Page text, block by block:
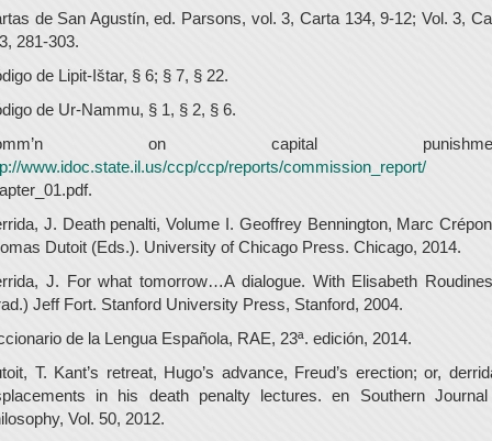
de San Agustín, ed. Parsons, vol. 3, Carta 134, 9-12; Vol. 3,
281-303.
de Lipit-Ištar, § 6; § 7, § 22.
de Ur-Nammu, § 1, § 2, § 6.
on capital
www.idoc.state.il.us/ccp/ccp/reports/commission_report/
J. Death penalti, Volume I. Geoffrey Bennington, Marc
Dutoit (Eds.). University of Chicago Press. Chicago, 2014.
J. For what tomorrow…A dialogue. With Elisabeth
Jeff Fort. Stanford University Press, Stanford, 2004.
de la Lengua Española, RAE, 23ª. edición, 2014.
T. Kant’s retreat, Hugo’s advance, Freud’s erection; or,
in his death penalty lectures. en Southern
Vol. 50, 2012.